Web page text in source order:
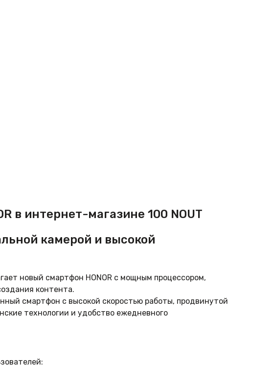
в интернет-магазине 100 NOUT
камерой и высокой
новый смартфон HONOR с мощным процессором,
контента.
смартфон с высокой скоростью работы, продвинутой
технологии и удобство ежедневного